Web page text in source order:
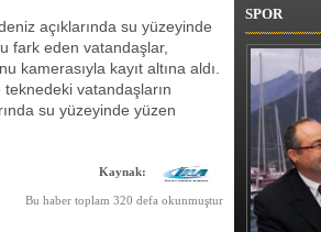
açıklarında su yüzeyinde
fark eden vatandaşlar,
kamerasıyla kayıt altına aldı.
vatandaşların
su yüzeyinde yüzen
Kaynak:
Bu haber toplam 320 defa okunmuştur
SPOR